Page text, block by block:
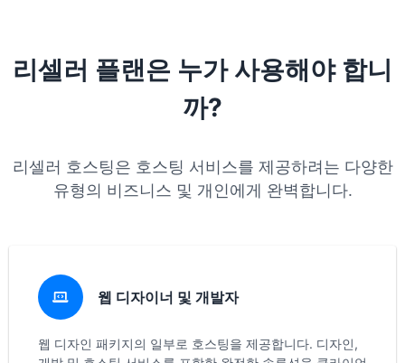
리셀러 플랜은 누가 사용해야 합니
까?
리셀러 호스팅은 호스팅 서비스를 제공하려는 다양한
유형의 비즈니스 및 개인에게 완벽합니다.
웹 디자이너 및 개발자
웹 디자인 패키지의 일부로 호스팅을 제공합니다. 디자인,